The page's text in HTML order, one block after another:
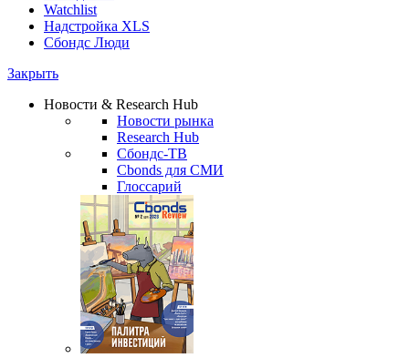
Watchlist
Надстройка XLS
Сбондс Люди
Закрыть
Новости & Research Hub
Новости рынка
Research Hub
Сбондс-ТВ
Cbonds для СМИ
Глоссарий